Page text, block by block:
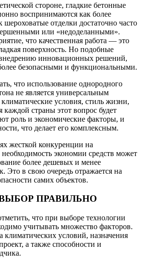
стороне, гладкие бетонные
воспринимаются как более
шероховатые отделки достаточно часто
или «недоделанными».
что качественная работа — это
поверхность. Но подобные
инновационных решений,
безопасными и функциональными.
что использование однородного
не является универсальным
условия, стиль жизни,
каждой страны этот вопрос будет
роль и экономические факторы, и
что делает его комплексным.
жесткой конкуренции на
экономии средств может
более дешевых и менее
Это в свою очередь отражается на
самих объектов.
ПРАВИЛЬНО
что при выборе технологии
учитывать множество факторов.
климатических условий, назначения
а также способности и